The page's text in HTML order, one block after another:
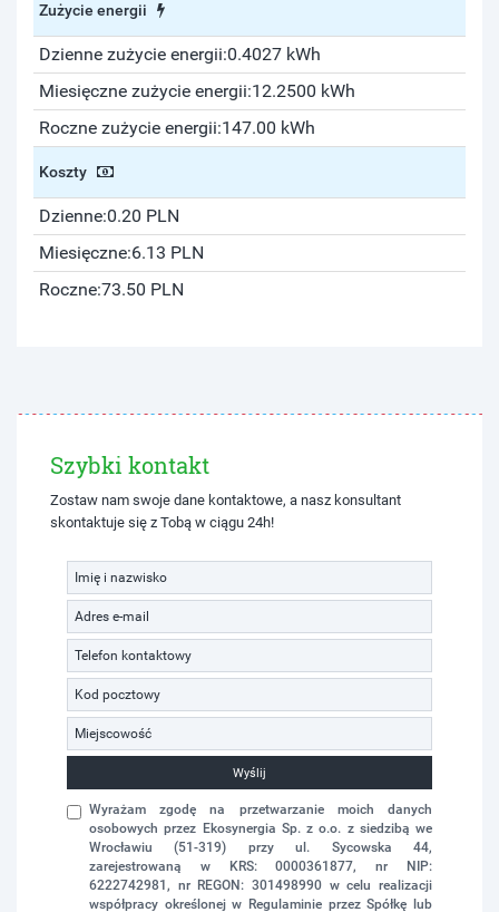
Zużycie energii
Dzienne zużycie energii:0.4027 kWh
Miesięczne zużycie energii:12.2500 kWh
Roczne zużycie energii:147.00 kWh
Koszty
Dzienne:0.20 PLN
Miesięczne:6.13 PLN
Roczne:73.50 PLN
Szybki kontakt
Zostaw nam swoje dane kontaktowe, a nasz konsultant
skontaktuje się z Tobą w ciągu 24h!
Wyślij
Wyrażam zgodę na przetwarzanie moich danych
osobowych przez Ekosynergia Sp. z o.o. z siedzibą we
Wrocławiu (51-319) przy ul. Sycowska 44,
zarejestrowaną w KRS: 0000361877, nr NIP:
6222742981, nr REGON: 301498990 w celu realizacji
współpracy określonej w Regulaminie przez Spółkę lub